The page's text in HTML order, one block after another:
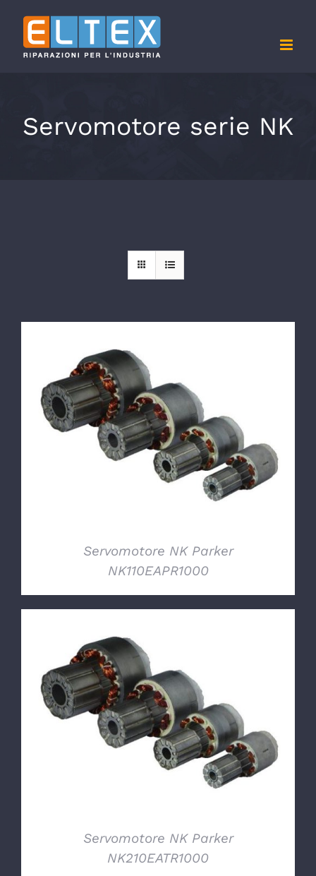
contenuto
Servomotore serie NK
DETTAGLI
Servomotore NK Parker
NK110EAPR1000
DETTAGLI
Servomotore NK Parker
NK210EATR1000